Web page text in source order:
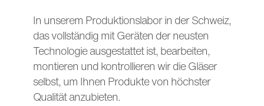
In unserem Produktionslabor in der Schweiz,
das vollständig mit Geräten der neusten
Technologie ausgestattet ist, bearbeiten,
montieren und kontrollieren wir die Gläser
selbst, um Ihnen Produkte von höchster
Qualität anzubieten.